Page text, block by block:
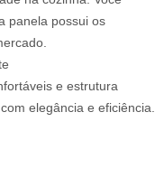
panela possui os
e estrutura
elegância e eficiência.